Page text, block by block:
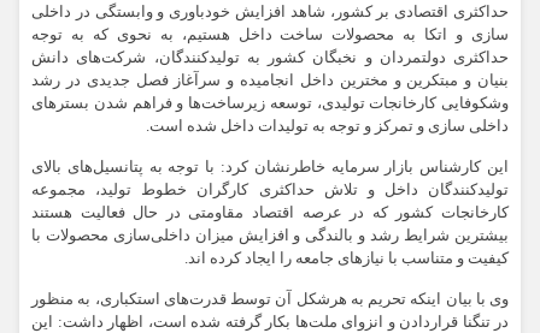
حداکثری اقتصادی بر کشور، شاهد افزایش خودباوری و وابستگی در داخلی
سازی و اتکا به محصولات ساخت داخل هستیم، به نحوی که به توجه
حداکثری دولتمردان و نخبگان کشور به تولیدکنندگان، شرکت‌های دانش
بنیان و مبتکرین و مخترین داخل انجامیده و سرآغاز فصل جدیدی در رشد
وشکوفایی کارخانجات تولیدی، توسعه زیرساخت‌ها و فراهم شدن بسترهای
داخلی سازی و تمرکز و توجه به تولیدات داخل شده است.
این کارشناس بازار سرمایه خاطرنشان کرد: با توجه به پتانسیل‌های بالای
تولیدکنندگان داخل و تلاش حداکثری کارگران خطوط تولید، مجموعه
کارخانجات کشور که در عرصه اقتصاد مقاومتی در حال فعالیت هستند
بیشترین شرایط رشد و بالندگی و افزایش میزان داخلی‌سازی محصولات با
کیفیت و متناسب با نیازهای جامعه را ایجاد کرده اند.
وی با بیان اینکه تحریم به هرشکل آن توسط قدرت‌های استکباری، به منظور
در تنگنا قراردادن و انزوای ملت‌ها بکار گرفته شده است، اظهار داشت: این